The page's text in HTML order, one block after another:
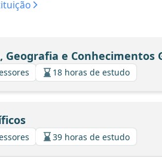
e Conhecimentos
18 horas de estudo
39 horas de estudo